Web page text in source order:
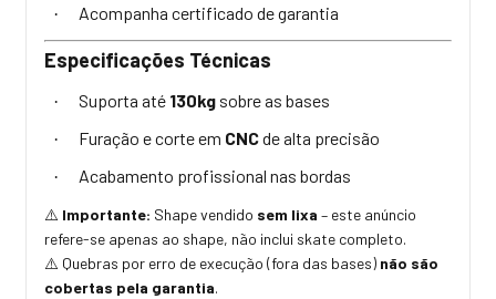
· Acompanha certificado de garantia
Especificações Técnicas
· Suporta até 130kg sobre as bases
· Furação e corte em CNCde alta precisão
· Acabamento profissional nas bordas
⚠️ Importante: Shape vendido sem lixa – este anúncio
refere-se apenas ao shape, não inclui skate completo.
⚠️ Quebras por erro de execução (fora das bases) não são
cobertas pela garantia.